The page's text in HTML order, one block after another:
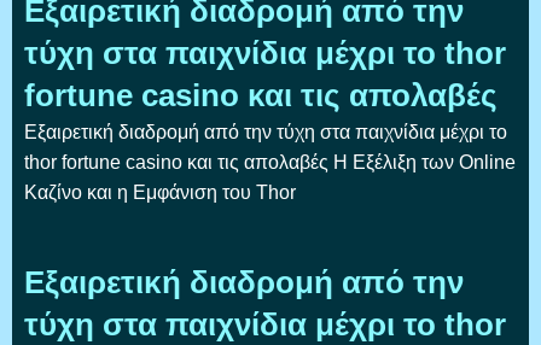
Εξαιρετική διαδρομή από την
τύχη στα παιχνίδια μέχρι το thor
fortune casino και τις απολαβές
Εξαιρετική διαδρομή από την τύχη στα παιχνίδια μέχρι το
thor fortune casino και τις απολαβές Η Εξέλιξη των Online
Καζίνο και η Εμφάνιση του Thor
Εξαιρετική διαδρομή από την
τύχη στα παιχνίδια μέχρι το thor